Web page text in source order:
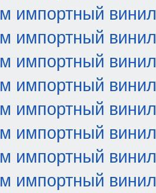
импортный винил
импортный винил
импортный винил
импортный винил
импортный винил
импортный винил
импортный винил
импортный винил